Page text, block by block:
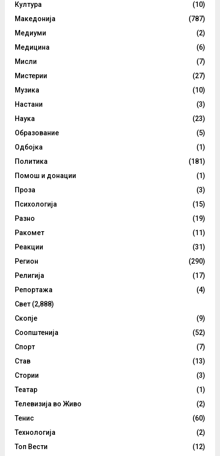
Култура
(10)
Македонија
(787)
Медиуми
(2)
Медицина
(6)
Мисли
(7)
Мистерии
(27)
Музика
(10)
Настани
(3)
Наука
(23)
Образование
(5)
Одбојка
(1)
Политика
(181)
Помош и донации
(1)
Проза
(3)
Психологија
(15)
Разно
(19)
Ракомет
(11)
Реакции
(31)
Регион
(290)
Религија
(17)
Репортажа
(4)
Свет (2,888)
Скопје
(9)
Соопштенија
(52)
Спорт
(7)
Став
(13)
Стории
(3)
Театар
(1)
Телевизија во Живо
(2)
Тенис
(60)
Технологија
(2)
Топ Вести
(12)